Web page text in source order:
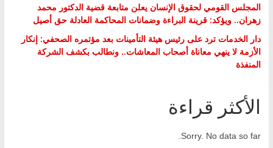
المجلس القومي لحقوق الإنسان يعلن متابعة قضية الدكتور محمد
زهران.. ويؤكد: قرينة البراءة وضمانات المحاكمة العادلة حق أصيل
دار الخدمات ترد على رئيس هيئة التأمينات بعد مؤتمره الصحفي: إنكار
الأزمة لا ينهي معاناة أصحاب المعاشات.. ونطالب بكشف الشركة
المنفذة
الأكثر قراءة
Sorry. No data so far.